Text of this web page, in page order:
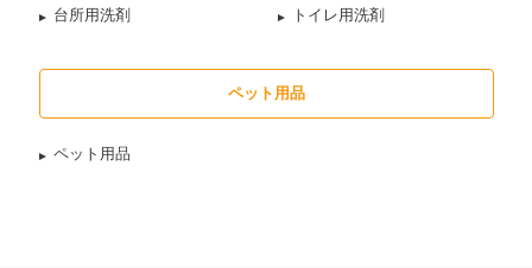
台所用洗剤
トイレ用洗剤
ペット用品
ペット用品